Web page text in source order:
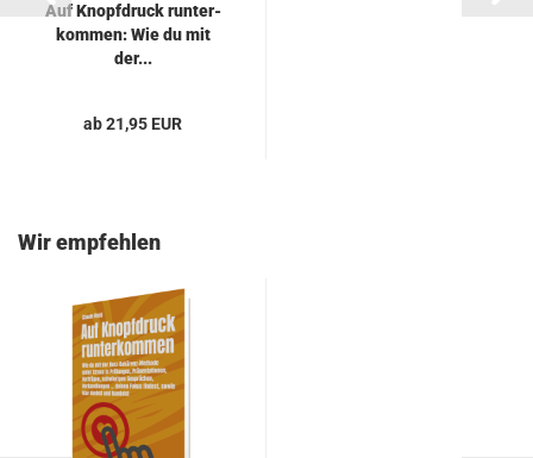
Auf Knopf­druck run­ter­
kom­men: Wie du mit
der...
ab 21,95 EUR
Wir empfehlen